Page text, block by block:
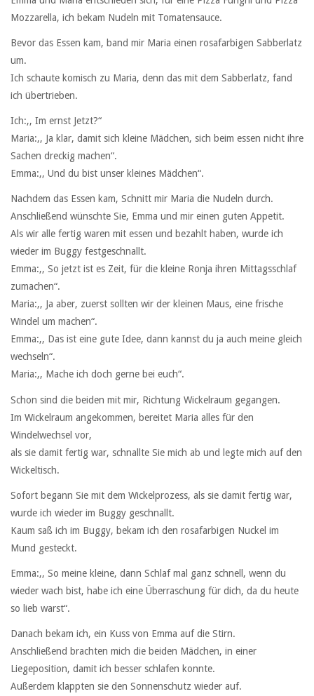
Mozzarella, ich bekam Nudeln mit Tomatensauce.
Bevor das Essen kam, band mir Maria einen rosafarbigen Sabberlatz
um.
Ich schaute komisch zu Maria, denn das mit dem Sabberlatz, fand
ich übertrieben.
Ich:,, Im ernst Jetzt?“
Maria:,, Ja klar, damit sich kleine Mädchen, sich beim essen nicht ihre
Sachen dreckig machen“.
Emma:,, Und du bist unser kleines Mädchen“.
Nachdem das Essen kam, Schnitt mir Maria die Nudeln durch.
Anschließend wünschte Sie, Emma und mir einen guten Appetit.
Als wir alle fertig waren mit essen und bezahlt haben, wurde ich
wieder im Buggy festgeschnallt.
Emma:,, So jetzt ist es Zeit, für die kleine Ronja ihren Mittagsschlaf
zumachen“.
Maria:,, Ja aber, zuerst sollten wir der kleinen Maus, eine frische
Windel um machen“.
Emma:,, Das ist eine gute Idee, dann kannst du ja auch meine gleich
wechseln“.
Maria:,, Mache ich doch gerne bei euch“.
Schon sind die beiden mit mir, Richtung Wickelraum gegangen.
Im Wickelraum angekommen, bereitet Maria alles für den
Windelwechsel vor,
als sie damit fertig war, schnallte Sie mich ab und legte mich auf den
Wickeltisch.
Sofort begann Sie mit dem Wickelprozess, als sie damit fertig war,
wurde ich wieder im Buggy geschnallt.
Kaum saß ich im Buggy, bekam ich den rosafarbigen Nuckel im
Mund gesteckt.
Emma:,, So meine kleine, dann Schlaf mal ganz schnell, wenn du
wieder wach bist, habe ich eine Überraschung für dich, da du heute
so lieb warst“.
Danach bekam ich, ein Kuss von Emma auf die Stirn.
Anschließend brachten mich die beiden Mädchen, in einer
Liegeposition, damit ich besser schlafen konnte.
Außerdem klappten sie den Sonnenschutz wieder auf.